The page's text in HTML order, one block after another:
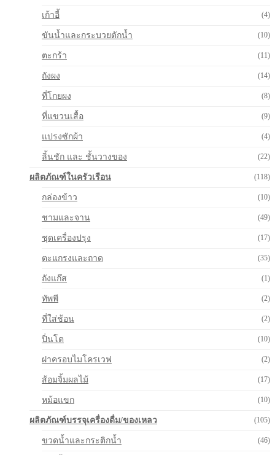
เก้าอี้ (4)
ขันน้ำและกระบวยตักน้ำ (10)
ตะกร้า (11)
ถังผง (14)
ที่โกยผง (8)
ที่แขวนเสื้อ (9)
แปรงซักผ้า (4)
ลิ้นชัก และ ชั้นวางของ (22)
ผลิตภัณฑ์ในครัวเรือน (118)
กล่องข้าว (10)
ชามและจาน (49)
ชุดเครื่องปรุง (17)
ตะแกรงและถาด (35)
ถังแก๊ส (1)
ทัพพี (2)
ที่ใส่ช้อน (2)
ปิ่นโต (10)
ฝาครอบไมโครเวฟ (2)
ส้อมจิ้มผลไม้ (17)
หม้อแขก (10)
ผลิตภัณฑ์บรรจุเครื่องดื่ม/ของเหลว (105)
ขวดน้ำและกระติกน้ำ (46)